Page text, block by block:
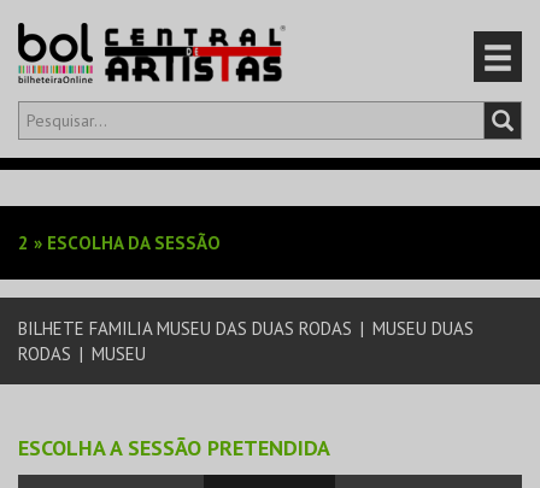
Olá,iniciar sessão
EVENTOS
CARTÕES
2 » ESCOLHA DA SESSÃO
BILHETE FAMILIA MUSEU DAS DUAS RODAS | MUSEU DUAS
RODAS | MUSEU
ESCOLHA A SESSÃO PRETENDIDA